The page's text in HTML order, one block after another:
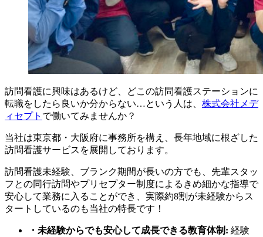
訪問看護に興味はあるけど、どこの訪問看護ステーションに
転職をしたら良いか分からない…という人は、 株式会社メデ
ィセプト で働いてみませんか？
当社は東京都・大阪府に事務所を構え、長年地域に根ざした
訪問看護サービスを展開しております。
訪問看護未経験、ブランク期間が長いの方でも、先輩スタッ
フとの同行訪問やプリセプター制度によるきめ細かな指導で
安心して業務に入ることができ、実際約8割が未経験からス
タートしているのも当社の特長です！
・未経験からでも安心して成長できる教育体制: 経験